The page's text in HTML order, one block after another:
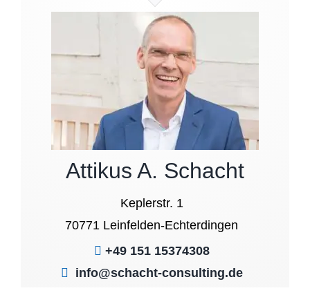
Attikus A. Schacht
Keplerstr. 1
70771 Leinfelden-Echterdingen
+49 151 15374308
info@schacht-consulting.de